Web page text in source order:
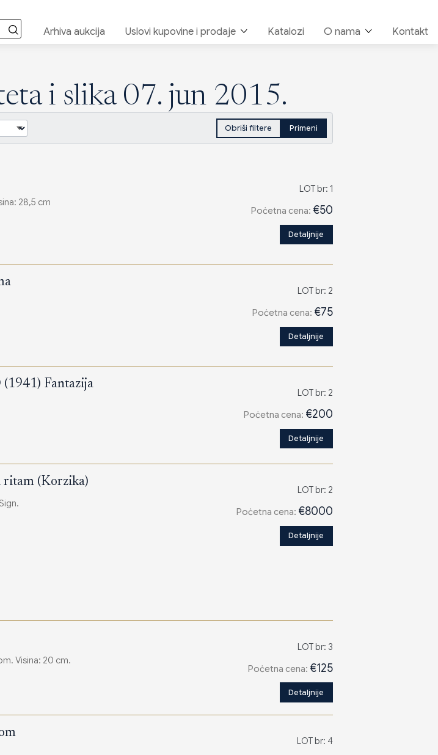
Arhiva aukcija Uslovi kupovine i prodaje Katalozi O nama Kontakt
i slika 07. jun 2015.
Obriši filtere Primeni
28,5 cm
LOT br: 1
Poċetna cena: €50
Detaljnije
LOT br: 2
Poċetna cena: €75
Detaljnije
Fantazija
LOT br: 2
Poċetna cena: €200
Detaljnije
ritam (Korzika)
LOT br: 2
Poċetna cena: €8000
Detaljnije
Visina: 20 cm.
LOT br: 3
Poċetna cena: €125
Detaljnije
LOT br: 4